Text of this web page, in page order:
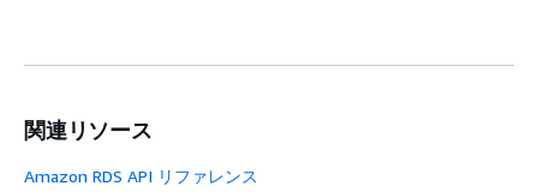
関連リソース
Amazon RDS API リファレンス